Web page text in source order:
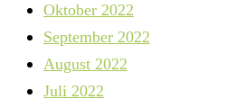
Oktober 2022
September 2022
August 2022
Juli 2022